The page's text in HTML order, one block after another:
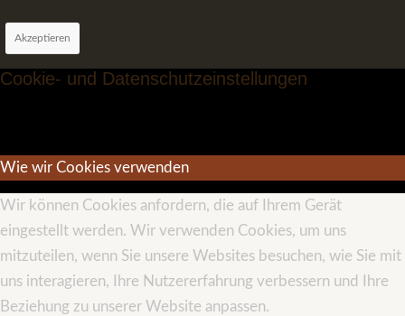
Akzeptieren
Cookie- und Datenschutzeinstellungen
Wie wir Cookies verwenden
Wir können Cookies anfordern, die auf Ihrem Gerät
eingestellt werden. Wir verwenden Cookies, um uns
mitzuteilen, wenn Sie unsere Websites besuchen, wie Sie mit
uns interagieren, Ihre Nutzererfahrung verbessern und Ihre
Beziehung zu unserer Website anpassen.